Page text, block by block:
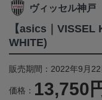
ヴィッセル神戸
【asics｜VISSEL
WHITE)
販売期間：2022年9月
価格： 13,750